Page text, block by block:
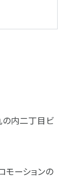
の内二丁目ビ
モーションの